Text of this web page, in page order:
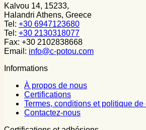
Kalvou 14, 15233,
Halandri Athens, Greece
Tel: +30 6947123680
Tel: +30 2130318077
Fax: +30 2102838668
Email: info@c-potou.com
Informations
À propos de nous
Certifications
Termes, conditions et politique
Contactez-nous